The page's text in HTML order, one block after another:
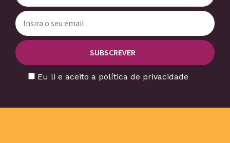
Eu li e aceito a política de privacidade